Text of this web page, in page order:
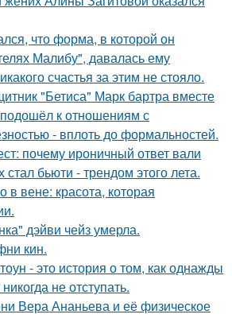
что форма, в которой он
Малибу", давалась ему
счастья за этим не стояло.
"Бетиса" Марк бартра вместе
к отношениям с
- вплоть до формальностей.
почему ироничный ответ вали
стал бьюти - трендом этого лета.
в вене: красота, которая
дэйви чейз умерла.
кин.
- это история о том, как однажды
не отступать.
Вера Ананьева и её физическое